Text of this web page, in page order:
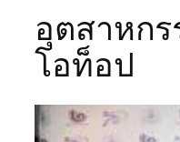
อุตสาหกร
โอท็อป